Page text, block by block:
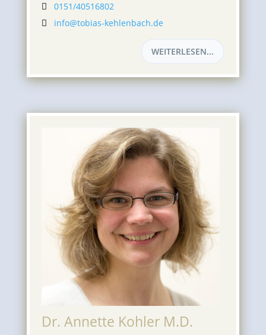
 0151/40516802
 info@tobias-kehlenbach.de
WEITERLESEN...
Dr. Annette Kohler M.D.